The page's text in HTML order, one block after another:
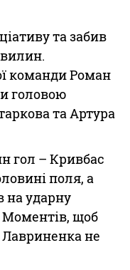
та забив
команди Роман
головою
та Артура
гол – Кривбас
поля, а
на ударну
щоб
Лавриненка не